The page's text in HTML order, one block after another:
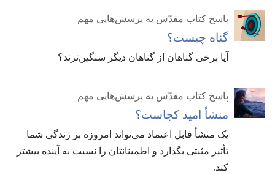
پاسخ کتاب مقدّس به پرسش‌هایی مهم
گناه چیست؟‏
آیا برخی گناهان از گناهان دیگر سنگین‌ترند؟‏
پاسخ کتاب مقدّس به پرسش‌هایی مهم
منشأ امید کجاست؟‏
یک منشأ قابل اعتماد می‌تواند امروزه بر زندگی شما
تأثیر مثبتی بگذارد و اطمینانتان را نسبت به آینده بیشتر
کند.‏